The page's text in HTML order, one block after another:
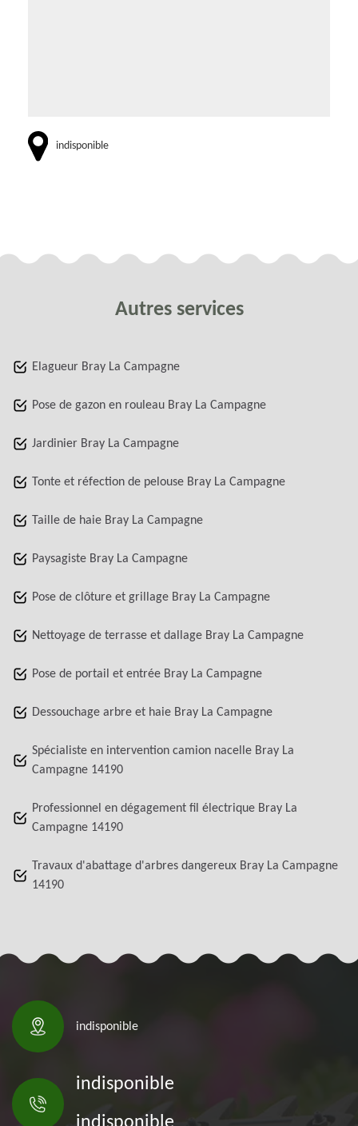
indisponible
Autres services
Elagueur Bray La Campagne
Pose de gazon en rouleau Bray La Campagne
Jardinier Bray La Campagne
Tonte et réfection de pelouse Bray La Campagne
Taille de haie Bray La Campagne
Paysagiste Bray La Campagne
Pose de clôture et grillage Bray La Campagne
Nettoyage de terrasse et dallage Bray La Campagne
Pose de portail et entrée Bray La Campagne
Dessouchage arbre et haie Bray La Campagne
Spécialiste en intervention camion nacelle Bray La
Campagne 14190
Professionnel en dégagement fil électrique Bray La
Campagne 14190
Travaux d'abattage d'arbres dangereux Bray La Campagne
14190
indisponible
indisponible